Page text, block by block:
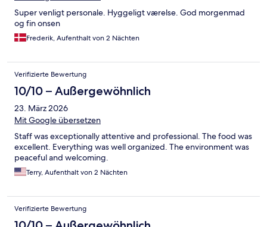
Super venligt personale. Hyggeligt værelse. God morgenmad
og fin onsen
Frederik, Aufenthalt von 2 Nächten
Verifizierte Bewertung
10/10 – Außergewöhnlich
23. März 2026
Mit Google übersetzen
Staff was exceptionally attentive and professional. The food was
excellent. Everything was well organized. The environment was
peaceful and welcoming.
Terry, Aufenthalt von 2 Nächten
Verifizierte Bewertung